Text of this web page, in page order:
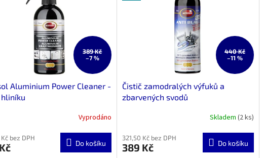
389 Kč
–7 %
Aluminium Power Cleaner -
Vyprodáno
bez DPH
Do košíku
440 Kč
–11 %
Čistič zamodralých výfuků a
zbarvených svodů
Skladem (2 ks)
321,50 Kč bez DPH
389 Kč Do košíku